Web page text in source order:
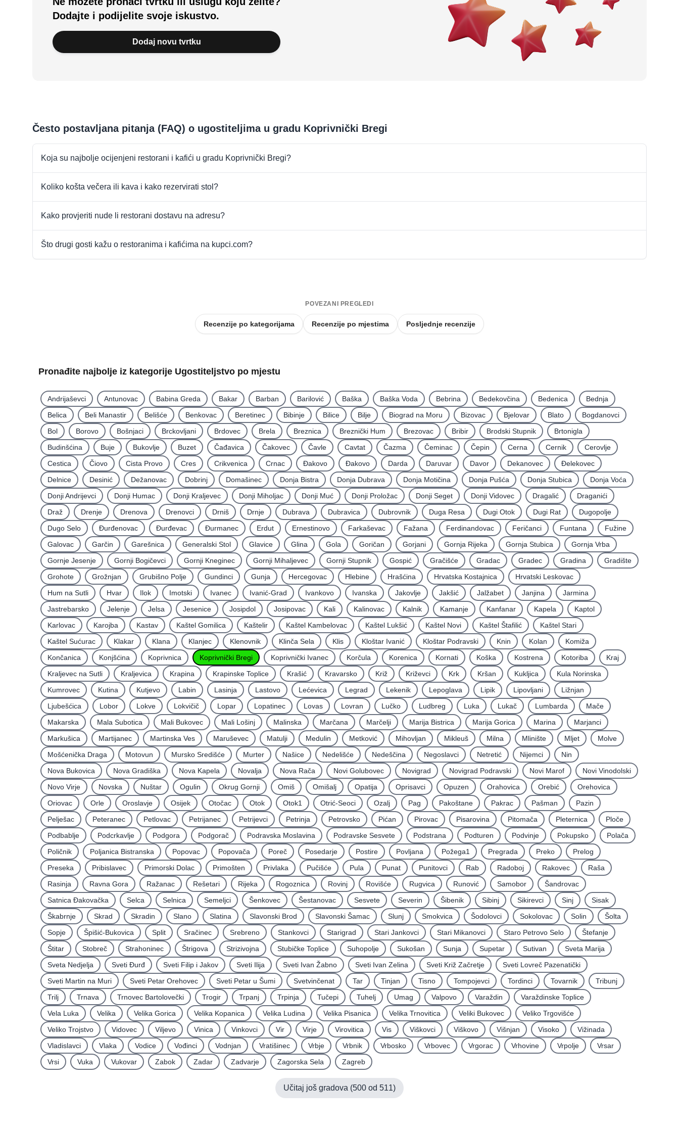
Pivnica
Hotel
Smještaj
Oprema za ugostiteljstvo
Dodajte i podijelite svoje iskustvo.
Dodaj novu tvrtku
Često postavljana pitanja (FAQ) o ugostiteljima u gradu Koprivnički Bregi
Koja su najbolje ocijenjeni restorani i kafići u gradu Koprivnički Bregi?
Koliko košta večera ili kava i kako rezervirati stol?
Kako provjeriti nude li restorani dostavu na adresu?
Što drugi gosti kažu o restoranima i kafićima na kupci.com?
POVEZANI PREGLEDI
Recenzije po kategorijama Recenzije po mjestima Posljednje recenzije
Pronađite najbolje iz kategorije Ugostiteljstvo po mjestu
Andrijaševci Antunovac Babina Greda Bakar Barban Barilović Baška Baška Voda Bebrina Bedekovčina Bedenica
Bednja
Belica
Beli Manastir Belišće Benkovac Beretinec Bibinje Bilice Bilje Biograd na Moru Bizovac Bjelovar Blato
Bogdanovci
Bol
Borovo Bošnjaci Brckovljani Brdovec Brela Breznica Breznički Hum Brezovac Bribir Brodski Stupnik
Brtonigla
Budinšćina
Buje Bukovlje Buzet Čađavica Čakovec Čavle Cavtat Čazma Čeminac Čepin Cerna Cernik
Cerovlje
Cestica
Čiovo Cista Provo Cres Crikvenica Crnac Đakovo Ðakovo Darda Daruvar Davor Dekanovec
Ðelekovec
Delnice
Desinić Dežanovac Dobrinj Domašinec Donja Bistra Donja Dubrava Donja Motičina Donja Pušća Donja Stubica
Donja Voća
Donji Andrijevci
Donji Humac Donji Kraljevec Donji Miholjac Donji Muć Donji Proložac Donji Seget Donji Vidovec Dragalić
Draganići
Draž
Drenje Drenova Drenovci Drniš Drnje Dubrava Dubravica Dubrovnik Duga Resa Dugi Otok Dugi Rat
Dugopolje
Dugo Selo
Ðurđenovac Ðurđevac Ðurmanec Erdut Ernestinovo Farkaševac Fažana Ferdinandovac Feričanci Funtana
Fužine
Galovac
Garčin Garešnica Generalski Stol Glavice Glina Gola Goričan Gorjani Gornja Rijeka Gornja Stubica
Gornja Vrba
Gornje Jesenje
Gornji Bogičevci Gornji Kneginec Gornji Mihaljevec Gornji Stupnik Gospić Gračišće Gradac Gradec Gradina
Gradište
Grohote
Grožnjan Grubišno Polje Gundinci Gunja Hercegovac Hlebine Hrašćina Hrvatska Kostajnica
Hrvatski Leskovac
Hum na Sutli
Hvar Ilok Imotski Ivanec Ivanić-Grad Ivankovo Ivanska Jakovlje Jakšić Jalžabet Janjina
Jarmina
Jastrebarsko
Jelenje Jelsa Jesenice Josipdol Josipovac Kali Kalinovac Kalnik Kamanje Kanfanar Kapela
Kaptol
Karlovac
Karojba Kastav Kaštel Gomilica Kaštelir Kaštel Kambelovac Kaštel Lukšić Kaštel Novi Kaštel Štafilić
Kaštel Stari
Kaštel Sućurac
Klakar Klana Klanjec Klenovnik Klinča Sela Klis Kloštar Ivanić Kloštar Podravski Knin Kolan
Komiža
Končanica
Konjšćina Koprivnica Koprivnički Bregi Koprivnički Ivanec Korčula Korenica Kornati Koška Kostrena Kotoriba
Kraj
Kraljevec na Sutli
Kraljevica Krapina Krapinske Toplice Krašić Kravarsko Križ Križevci Krk Kršan Kukljica
Kula Norinska
Kumrovec
Kutina Kutjevo Labin Lasinja Lastovo Lećevica Legrad Lekenik Lepoglava Lipik Lipovljani
Ližnjan
Ljubešćica
Lobor Lokve Lokvičič Lopar Lopatinec Lovas Lovran Lučko Ludbreg Luka Lukač Lumbarda
Mače
Makarska
Mala Subotica Mali Bukovec Mali Lošinj Malinska Marčana Marčelji Marija Bistrica Marija Gorica Marina
Marjanci
Markušica
Martijanec Martinska Ves Maruševec Matulji Medulin Metković Mihovljan Mikleuš Milna Mlinište Mljet
Molve
Mošćenička Draga
Motovun Mursko Središće Murter Našice Nedelišće Nedeščina Negoslavci Netretić Nijemci
Nin
Nova Bukovica
Nova Gradiška Nova Kapela Novalja Nova Rača Novi Golubovec Novigrad Novigrad Podravski Novi Marof
Novi Vinodolski
Novo Virje
Novska Nuštar Ogulin Okrug Gornji Omiš Omišalj Opatija Oprisavci Opuzen Orahovica Orebić
Orehovica
Oriovac
Orle Oroslavje Osijek Otočac Otok Otok1 Otrić-Seoci Ozalj Pag Pakoštane Pakrac Pašman
Pazin
Pelješac
Peteranec Petlovac Petrijanec Petrijevci Petrinja Petrovsko Pićan Pirovac Pisarovina Pitomača Pleternica
Ploče
Podbablje
Podcrkavlje Podgora Podgorač Podravska Moslavina Podravske Sesvete Podstrana Podturen Podvinje Pokupsko
Polača
Poličnik
Poljanica Bistranska Popovac Popovača Poreč Posedarje Postire Povljana Požega1 Pregrada Preko
Prelog
Preseka
Pribislavec Primorski Dolac Primošten Privlaka Pučišće Pula Punat Punitovci Rab Radoboj Rakovec
Raša
Rasinja
Ravna Gora Ražanac Rešetari Rijeka Rogoznica Rovinj Rovišće Rugvica Runović Samobor
Šandrovac
Satnica Ðakovačka
Selca Selnica Semeljci Šenkovec Šestanovac Sesvete Severin Šibenik Sibinj Sikirevci Sinj
Sisak
Škabrnje
Skrad Skradin Slano Slatina Slavonski Brod Slavonski Šamac Slunj Smokvica Šodolovci Sokolovac Solin
Šolta
Sopje
Špišić-Bukovica Split Sračinec Srebreno Stankovci Starigrad Stari Jankovci Stari Mikanovci Staro Petrovo Selo
Štefanje
Štitar
Stobreč Strahoninec Štrigova Strizivojna Stubičke Toplice Suhopolje Sukošan Sunja Supetar Sutivan
Sveta Marija
Sveta Nedjelja
Sveti Ðurđ Sveti Filip i Jakov Sveti Ilija Sveti Ivan Žabno Sveti Ivan Zelina Sveti Križ Začretje
Sveti Lovreč Pazenatički
Sveti Martin na Muri
Sveti Petar Orehovec Sveti Petar u Šumi Svetvinčenat Tar Tinjan Tisno Tompojevci Tordinci Tovarnik
Tribunj
Trilj
Trnava Trnovec Bartolovečki Trogir Trpanj Trpinja Tučepi Tuhelj Umag Valpovo Varaždin
Varaždinske Toplice
Vela Luka
Velika Velika Gorica Velika Kopanica Velika Ludina Velika Pisanica Velika Trnovitica Veliki Bukovec
Veliko Trgovišće
Veliko Trojstvo
Vidovec Viljevo Vinica Vinkovci Vir Virje Virovitica Vis Viškovci Viškovo Višnjan Visoko
Vižinada
Vladislavci
Vlaka Vodice Vođinci Vodnjan Vratišinec Vrbje Vrbnik Vrbosko Vrbovec Vrgorac Vrhovine Vrpolje
Vrsar
Vrsi
Vuka Vukovar Zabok Zadar Zadvarje Zagorska Sela Zagreb
Učitaj još gradova (500 od 511)